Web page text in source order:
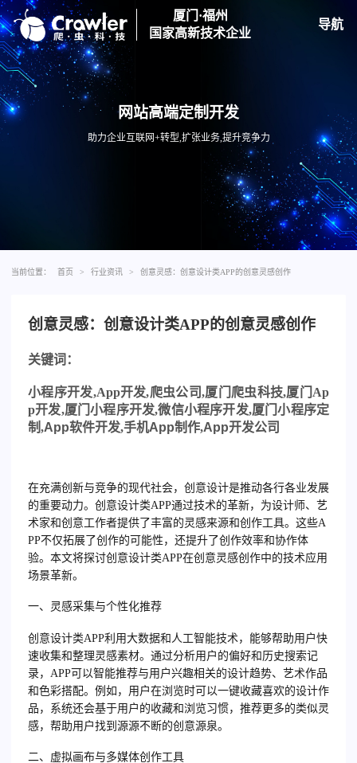
厦门·福州
国家高新技术企业
导航
网站高端定制开发
助力企业互联网+转型,扩张业务,提升竞争力
当前位置： 首页 > 行业资讯 > 创意灵感：创意设计类APP的创意灵感创作
创意灵感：创意设计类APP的创意灵感创作
关键词：
小程序开发,App开发,爬虫公司,厦门爬虫科技,厦门 Ap
p开发,厦门小程序开发,微信小程序开发,厦门小程序定
制,App软件开发,手机App制作,App开发公司
在充满创新与竞争的现代社会，创意设计是推动各行各业发展
的重要动力。创意设计类APP通过技术的革新，为设计师、艺
术家和创意工作者提供了丰富的灵感来源和创作工具。这些A
PP不仅拓展了创作的可能性，还提升了创作效率和协作体
验。本文将探讨创意设计类APP在创意灵感创作中的技术应用
场景革新。
一、灵感采集与个性化推荐
创意设计类APP利用大数据和人工智能技术，能够帮助用户快
速收集和整理灵感素材。通过分析用户的偏好和历史搜索记
录，APP可以智能推荐与用户兴趣相关的设计趋势、艺术作品
和色彩搭配。例如，用户在浏览时可以一键收藏喜欢的设计作
品，系统还会基于用户的收藏和浏览习惯，推荐更多的类似灵
感，帮助用户找到源源不断的创意源泉。
二、虚拟画布与多媒体创作工具